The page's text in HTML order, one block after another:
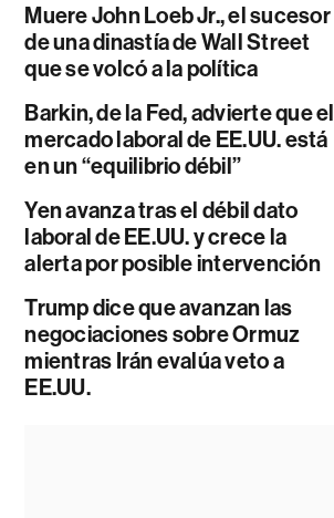
Muere John Loeb Jr., el sucesor
de una dinastía de Wall Street
que se volcó a la política
Barkin, de la Fed, advierte que el
mercado laboral de EE.UU. está
en un “equilibrio débil”
Yen avanza tras el débil dato
laboral de EE.UU. y crece la
alerta por posible intervención
Trump dice que avanzan las
negociaciones sobre Ormuz
mientras Irán evalúa veto a
EE.UU.